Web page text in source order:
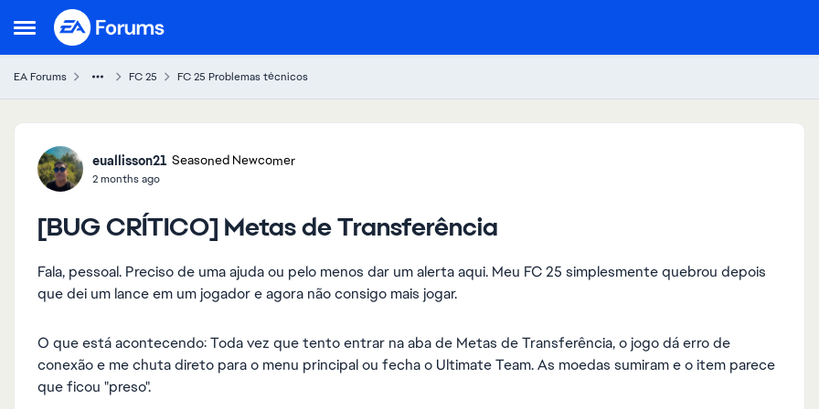
Open Side Menu
Skip to content
EA Forums FC 25 FC 25 Problemas técnicos
Forum Discussion
euallisson21 Seasoned Newcomer
2 months ago
[BUG CRÍTICO] Metas de Transferência
Fala, pessoal. Preciso de uma ajuda ou pelo menos dar um alerta aqui. Meu FC 25 simplesmente quebrou depois
que dei um lance em um jogador e agora não consigo mais jogar.
O que está acontecendo: Toda vez que tento entrar na aba de Metas de Transferência, o jogo dá erro de
conexão e me chuta direto para o menu principal ou fecha o Ultimate Team. As moedas sumiram e o item parece
que ficou "preso".